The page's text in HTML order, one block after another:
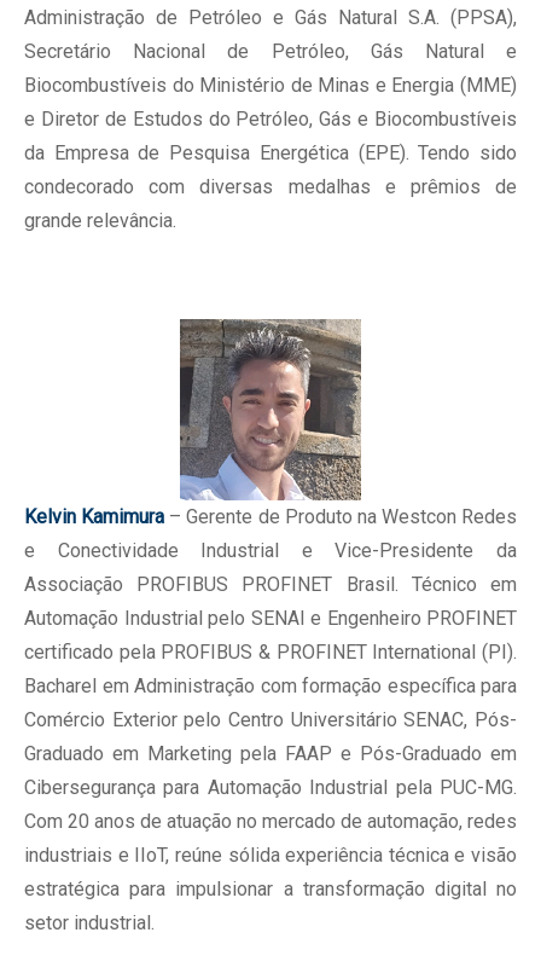
Administração de Petróleo e Gás Natural S.A. (PPSA),
Secretário Nacional de Petróleo, Gás Natural e
Biocombustíveis do Ministério de Minas e Energia (MME)
e Diretor de Estudos do Petróleo, Gás e Biocombustíveis
da Empresa de Pesquisa Energética (EPE). Tendo sido
condecorado com diversas medalhas e prêmios de
grande relevância.
Kelvin Kamimura – Gerente de Produto na Westcon Redes
e Conectividade Industrial e Vice-Presidente da
Associação PROFIBUS PROFINET Brasil. Técnico em
Automação Industrial pelo SENAI e Engenheiro PROFINET
certificado pela PROFIBUS & PROFINET International (PI).
Bacharel em Administração com formação específica para
Comércio Exterior pelo Centro Universitário SENAC, Pós-
Graduado em Marketing pela FAAP e Pós-Graduado em
Cibersegurança para Automação Industrial pela PUC-MG.
Com 20 anos de atuação no mercado de automação, redes
industriais e IIoT, reúne sólida experiência técnica e visão
estratégica para impulsionar a transformação digital no
setor industrial.